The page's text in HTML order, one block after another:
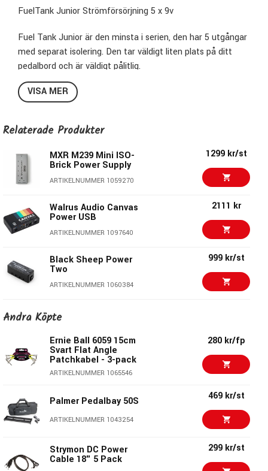
FuelTank Junior Strömförsörjning 5 x 9v
Fuel Tank Junior är den minsta i serien, den har 5 utgångar
med separat isolering. Den tar väldigt liten plats på ditt
pedalbord och är väldigt pålitlig.
VISA MER
Relaterade Produkter
MXR M239 Mini ISO-
Brick Power Supply
ARTIKELNUMMER 1059270
1299 kr/st
Walrus Audio Canvas
Power USB
ARTIKELNUMMER 1097640
2111 kr
Black Sheep Power
Two
ARTIKELNUMMER 1060384
999 kr/st
Walrus Audio Canvas
Power 5
ARTIKELNUMMER 1085693
MXR M238 ISO-Brick 2018 kr/st
Friedman Power Grid
ARTIKELNUMMER 1092124
2444 kr
1895 kr
Andra Köpte
Ernie Ball 6059 15cm
Svart Flat Angle
Patchkabel - 3-pack
ARTIKELNUMMER 1065546
280 kr/fp
Palmer Pedalbay 50S
ARTIKELNUMMER 1043254
469 kr/st
Strymon DC Power
Cable 18" 5 Pack
299 kr/st